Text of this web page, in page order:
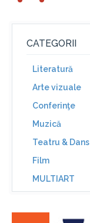
CATEGORII
Literatură
Arte vizuale
Conferinţe
Muzică
Teatru & Dans
Film
MULTIART